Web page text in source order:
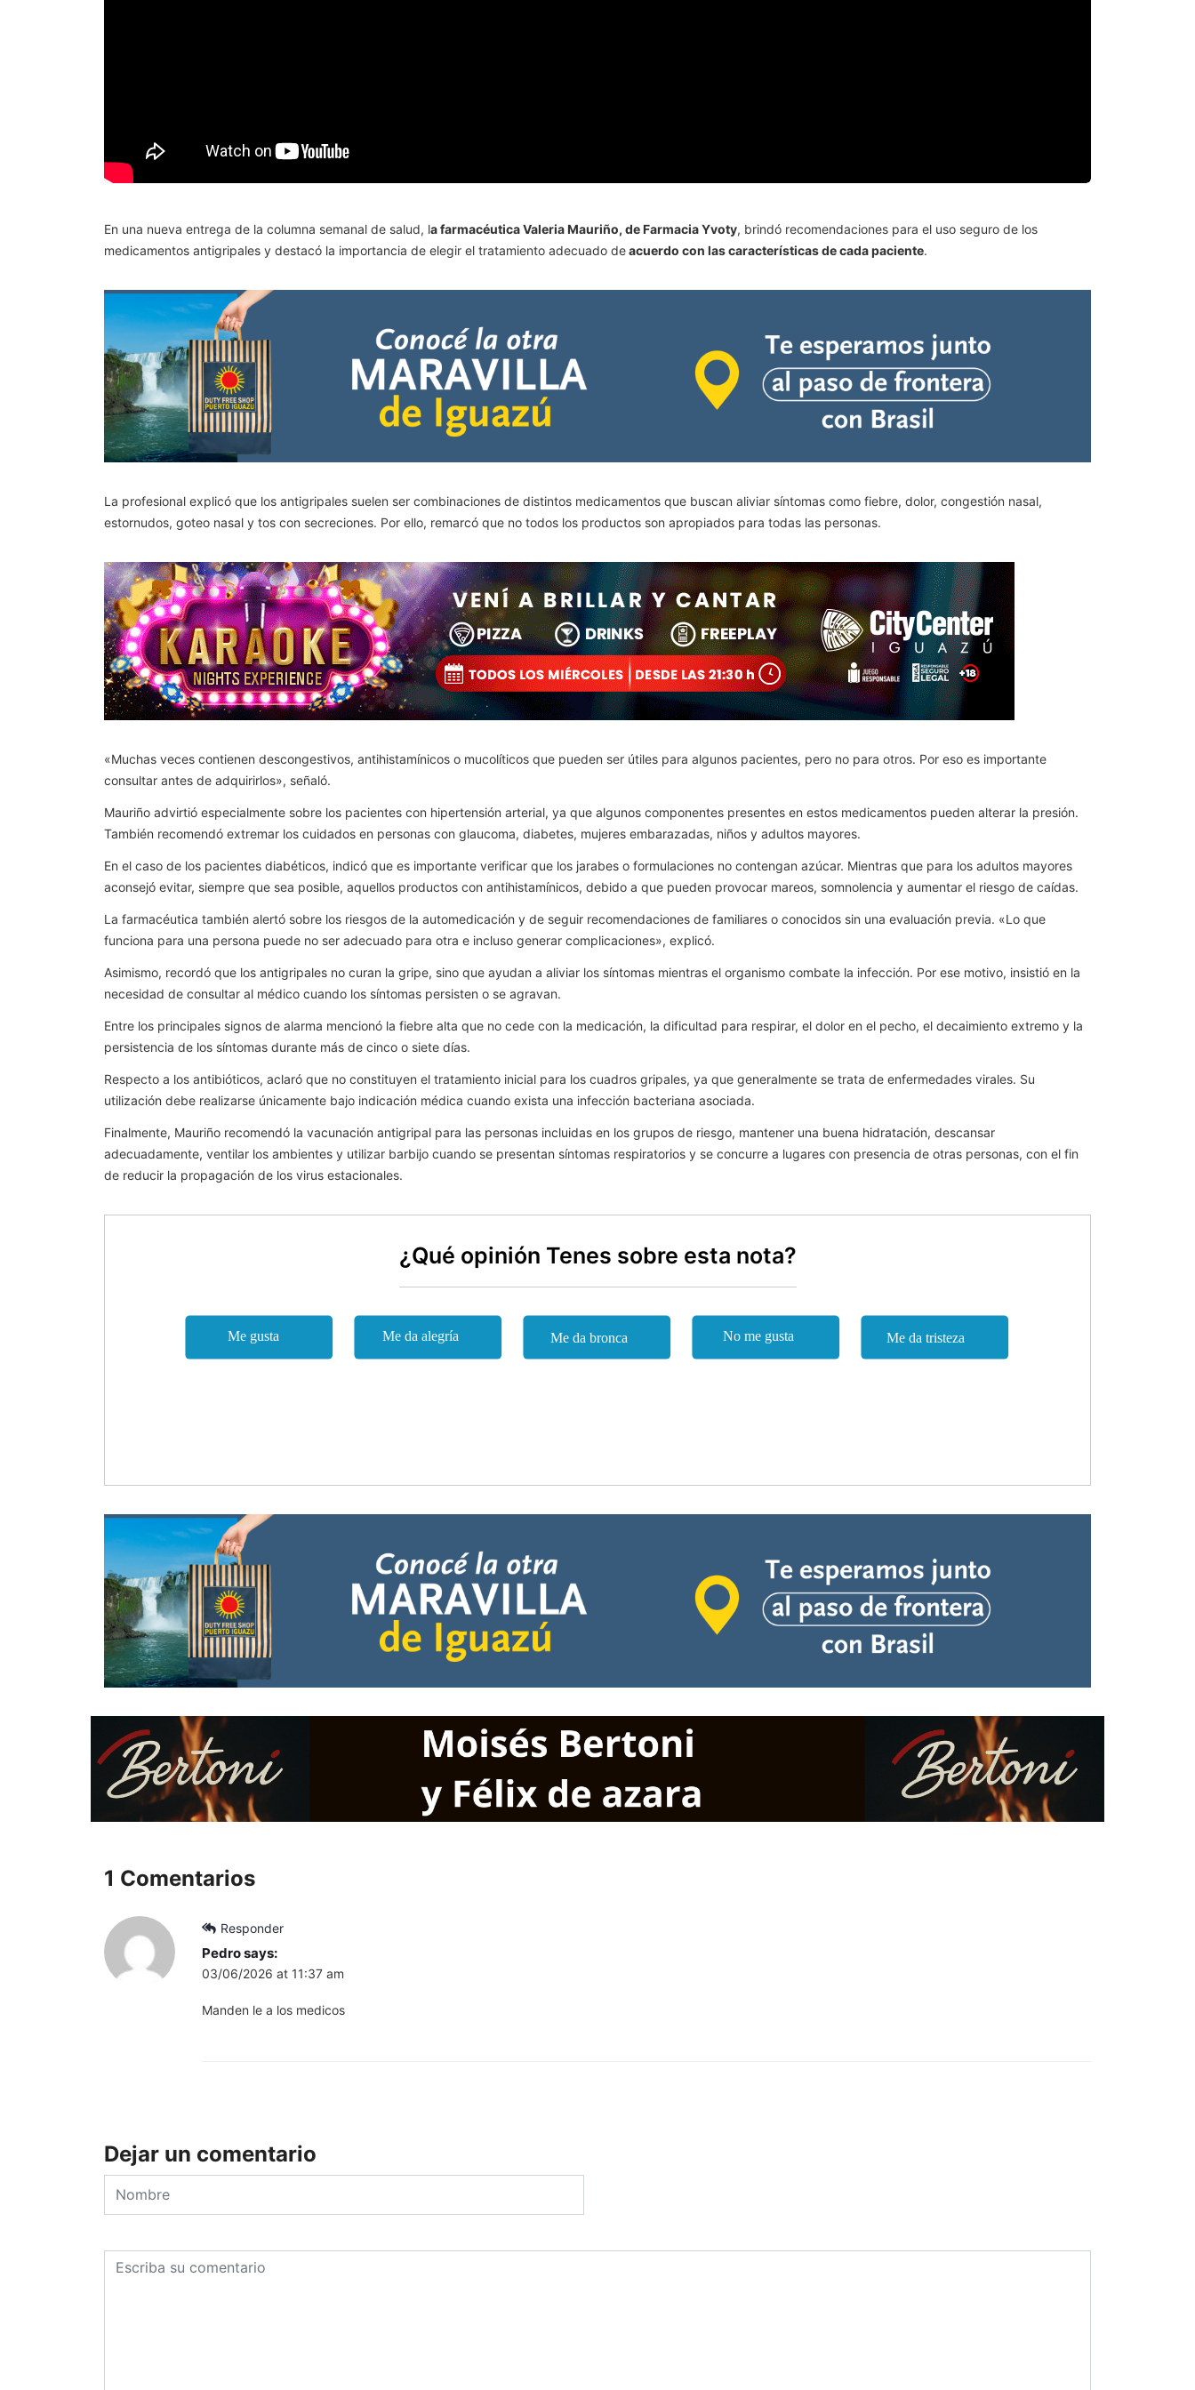
En una nueva entrega de la columna semanal de salud, la farmacéutica Valeria Mauriño, de Farmacia Yvoty, brindó recomendaciones para el uso seguro de los
medicamentos antigripales y destacó la importancia de elegir el tratamiento adecuado deacuerdo con las características de cada paciente.
La profesional explicó que los antigripales suelen ser combinaciones de distintos medicamentos que buscan aliviar síntomas como fiebre, dolor, congestión nasal,
estornudos, goteo nasal y tos con secreciones. Por ello, remarcó que no todos los productos son apropiados para todas las personas.
«Muchas veces contienen descongestivos, antihistamínicos o mucolíticos que pueden ser útiles para algunos pacientes, pero no para otros. Por eso es importante
consultar antes de adquirirlos», señaló.
Mauriño advirtió especialmente sobre los pacientes con hipertensión arterial, ya que algunos componentes presentes en estos medicamentos pueden alterar la presión.
También recomendó extremar los cuidados en personas con glaucoma, diabetes, mujeres embarazadas, niños y adultos mayores.
En el caso de los pacientes diabéticos, indicó que es importante verificar que los jarabes o formulaciones no contengan azúcar. Mientras que para los adultos mayores
aconsejó evitar, siempre que sea posible, aquellos productos con antihistamínicos, debido a que pueden provocar mareos, somnolencia y aumentar el riesgo de caídas.
La farmacéutica también alertó sobre los riesgos de la automedicación y de seguir recomendaciones de familiares o conocidos sin una evaluación previa. «Lo que
funciona para una persona puede no ser adecuado para otra e incluso generar complicaciones», explicó.
Asimismo, recordó que los antigripales no curan la gripe, sino que ayudan a aliviar los síntomas mientras el organismo combate la infección. Por ese motivo, insistió en la
necesidad de consultar al médico cuando los síntomas persisten o se agravan.
Entre los principales signos de alarma mencionó la fiebre alta que no cede con la medicación, la dificultad para respirar, el dolor en el pecho, el decaimiento extremo y la
persistencia de los síntomas durante más de cinco o siete días.
Respecto a los antibióticos, aclaró que no constituyen el tratamiento inicial para los cuadros gripales, ya que generalmente se trata de enfermedades virales. Su
utilización debe realizarse únicamente bajo indicación médica cuando exista una infección bacteriana asociada.
Finalmente, Mauriño recomendó la vacunación antigripal para las personas incluidas en los grupos de riesgo, mantener una buena hidratación, descansar
adecuadamente, ventilar los ambientes y utilizar barbijo cuando se presentan síntomas respiratorios y se concurre a lugares con presencia de otras personas, con el fin
de reducir la propagación de los virus estacionales.
¿Qué opinión Tenes sobre esta nota?
1 Comentarios
Responder
Pedrosays:
03/06/2026 at 11:37 am
Manden le a los medicos
Dejar un comentario